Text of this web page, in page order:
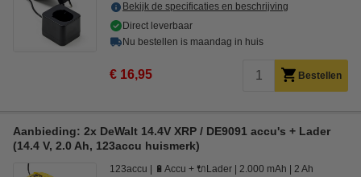
Bekijk de specificaties en beschrijving
Direct leverbaar
Nu bestellen is maandag in huis
€ 16,95 Bestellen
Aanbieding: 2x DeWalt 14.4V XRP / DE9091 accu's + Lader
(14.4 V, 2.0 Ah, 123accu huismerk)
123accu 🔋Accu + 🔌Lader 2.000 mAh 2 Ah